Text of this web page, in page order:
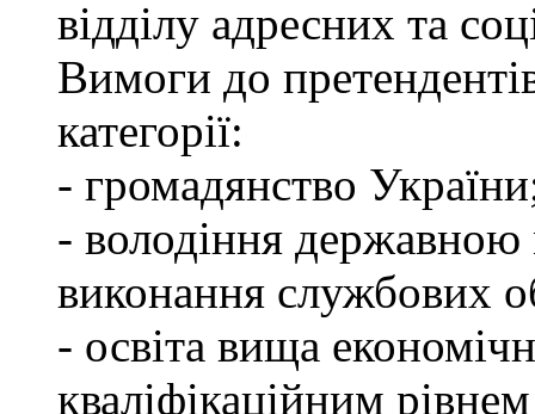
відділу адресних та
Вимоги до
категорії:
- громадянство
- володіння державною
виконання службових
- освіта вища
кваліфікаційним